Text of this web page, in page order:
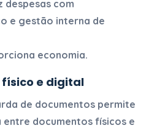
despesas com
e gestão interna de
economia.
e digital
de documentospermite
documentos físicos e